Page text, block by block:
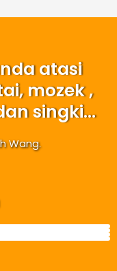
atasi
mozek ,
singki...
Wang.